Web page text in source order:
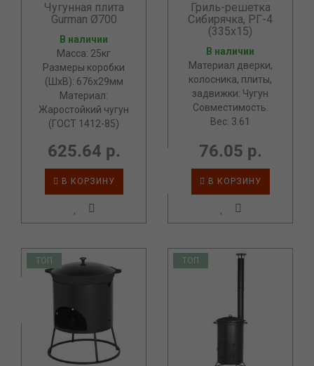
Чугунная плита
Gurman Ø700
В наличии
Масса: 25кг
Размеры коробки
(ШхВ): 676х29мм
Материал:
Жаростойкий чугун
(ГОСТ 1412-85)
625.64 р.
В КОРЗИНУ
Гриль-решетка
Сибирячка, РГ-4
(335x15)
В наличии
Материал дверки,
колосника, плиты,
задвижки: Чугун
Совместимость:
Вес: 3.61
76.05 р.
В КОРЗИНУ
ТОП ТОП